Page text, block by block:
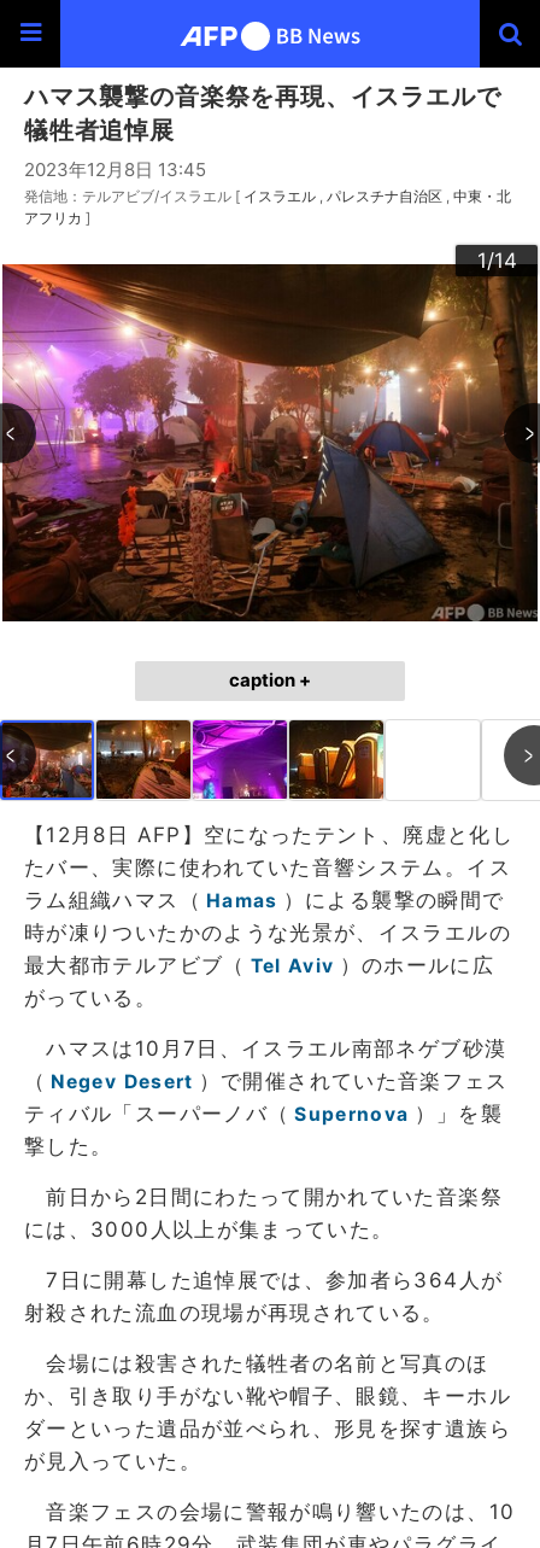
ハマス襲撃の音楽祭を再現、イスラエルで
犠牲者追悼展
2023年12月8日 13:45
発信地：テルアビブ/イスラエル [ イスラエル パレスチナ自治区 中東・北
アフリカ ]
1/14
2/14
3/14
4/14
5/14
6/14
7/14
8/14
9/14
10/14
11/14
12/14
13/14
14/14
caption +
【12月8日 AFP】空になったテント、廃虚と化し
たバー、実際に使われていた音響システム。イス
ラム組織ハマス（ Hamas ）による襲撃の瞬間で
時が凍りついたかのような光景が、イスラエルの
最大都市テルアビブ（ Tel Aviv ）のホールに広
がっている。
ハマスは10月7日、イスラエル南部ネゲブ砂漠
（ Negev Desert ）で開催されていた音楽フェス
ティバル「スーパーノバ（ Supernova ）」を襲
撃した。
前日から2日間にわたって開かれていた音楽祭
には、3000人以上が集まっていた。
7日に開幕した追悼展では、参加者ら364人が
射殺された流血の現場が再現されている。
会場には殺害された犠牲者の名前と写真のほ
か、引き取り手がない靴や帽子、眼鏡、キーホル
ダーといった遺品が並べられ、形見を探す遺族ら
が見入っていた。
音楽フェスの会場に警報が鳴り響いたのは、10